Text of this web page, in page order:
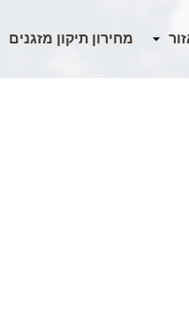
מחירון תיקון מזגנים